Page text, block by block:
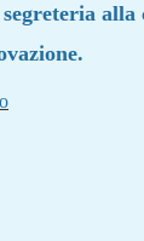
alla